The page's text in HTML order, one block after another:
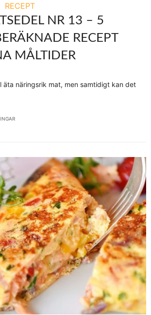
RECEPT
NR 13 – 5
RECEPT
MÅLTIDER
äta näringsrik mat, men samtidigt kan det